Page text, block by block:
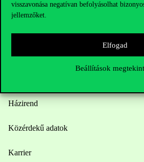
visszavonása negatívan befolyásolhat
jellemzőket.
Elfogad
Beállítások
Hasznos linkek
Házirend
Közérdekű adatok
Karrier